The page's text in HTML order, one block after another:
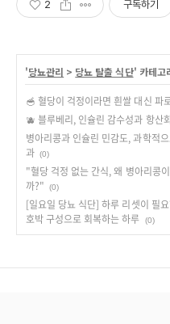
2 구독하기
'당뇨관리 > 당뇨 탈출 식단' 카테고
🥣 혈당이 걱정이라면 흰쌀 대신 파
🫐 블루베리, 인슐린 감수성과 항산
병아리콩과 인슐린 민감도, 과학적
과 (0)
"혈당 걱정 없는 간식, 왜 병아리콩
까?"
(0)
[일요일 당뇨 식단] 하루 리셋이 필
호박 구성으로 회복하는 하루
(0)